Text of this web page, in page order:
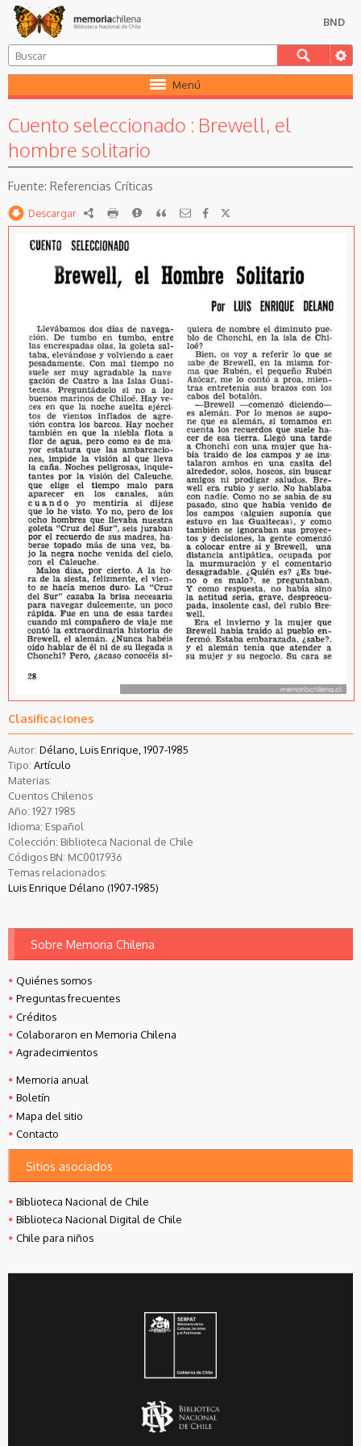
BND
Menú
Cuento seleccionado : Brewell, el
hombre solitario
Referencias Críticas
Descargar RDF imprimirReportarCitar
Clasificaciones
Autor: Délano, Luis Enrique, 1907-1985
Tipo: Artículo
Materias:
Cuentos Chilenos
Año: 1927 1985
Idioma: Español
Colección: Biblioteca Nacional de Chile
Códigos BN: MC0017936
Temas relacionados:
Luis Enrique Délano (1907-1985)
Sobre Memoria Chilena
Quiénes somos
Preguntas frecuentes
Créditos
Colaboraron en Memoria Chilena
Agradecimientos
Memoria anual
Boletín
Mapa del sitio
Contacto
Sitios asociados
Biblioteca Nacional de Chile
Biblioteca Nacional Digital de Chile
Chile para niños